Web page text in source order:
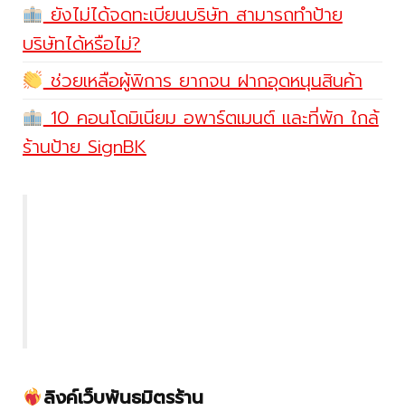
ยังไม่ได้จดทะเบียนบริษัท สามารถทำป้าย
บริษัทได้หรือไม่?
ช่วยเหลือผู้พิการ ยากจน ฝากอุดหนุนสินค้า
10 คอนโดมิเนียม อพาร์ตเมนต์ และที่พัก ใกล้
ร้านป้าย SignBK
ลิงค์เว็บพันธมิตรร้าน